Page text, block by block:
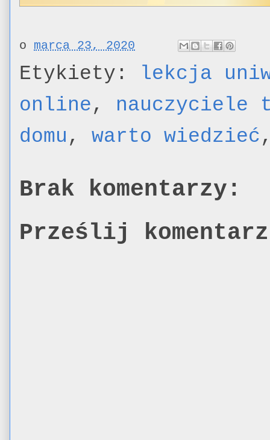
o marca 23, 2020
Etykiety:
lekcja
online, nauczyciele
domu , warto wiedzieć
Brak komentarzy:
Prześlij komentarz